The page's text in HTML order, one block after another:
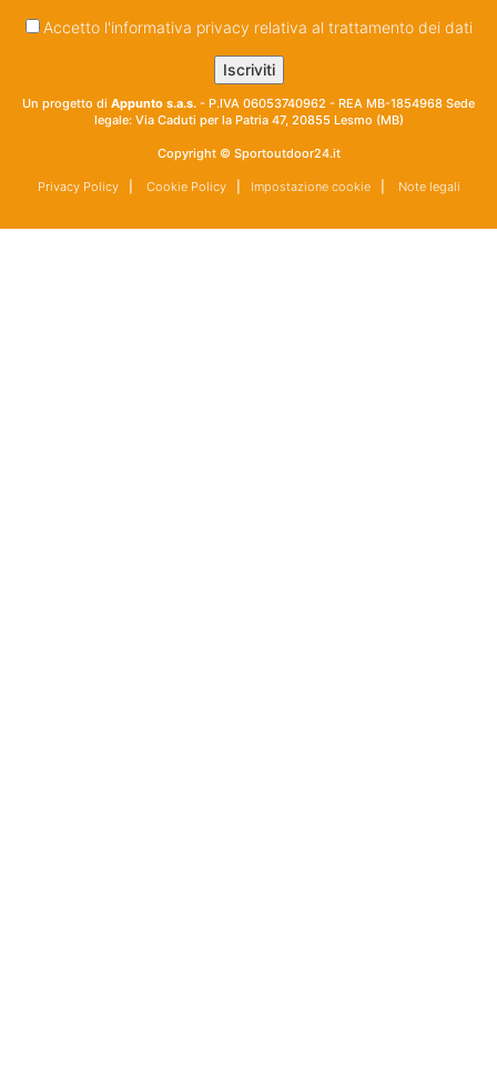
Accetto l'informativa privacy relativa al trattamento dei dati
Un progetto di Appunto s.a.s. - P.IVA 06053740962 - REA MB-1854968 Sede
legale: Via Caduti per la Patria 47, 20855 Lesmo (MB)
Copyright © Sportoutdoor24.it
Privacy Policy| Cookie Policy| Impostazione cookie| Note legali